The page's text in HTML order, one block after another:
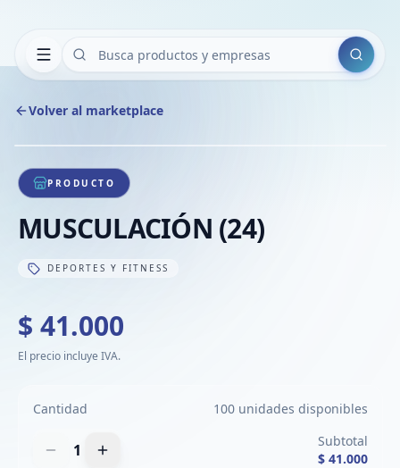
Buscar
Volver al marketplace
1/1
PRODUCTO
MUSCULACIÓN (24)
DEPORTES Y FITNESS
$ 41.000
El precio incluye IVA.
Cantidad 100 unidades disponibles
1
Subtotal
$ 41.000